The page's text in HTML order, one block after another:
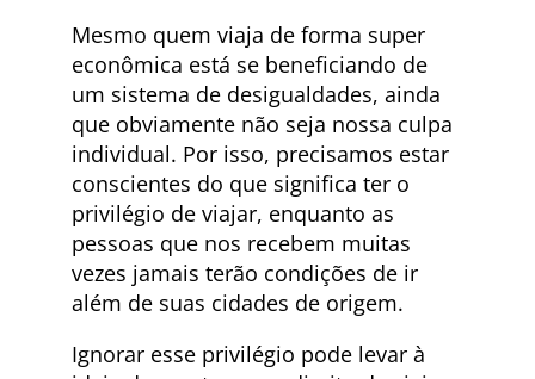
Mesmo quem viaja de forma super
econômica está se beneficiando de
um sistema de desigualdades, ainda
que obviamente não seja nossa culpa
individual. Por isso, precisamos estar
conscientes do que significa ter o
privilégio de viajar, enquanto as
pessoas que nos recebem muitas
vezes jamais terão condições de ir
além de suas cidades de origem.
Ignorar esse privilégio pode levar à